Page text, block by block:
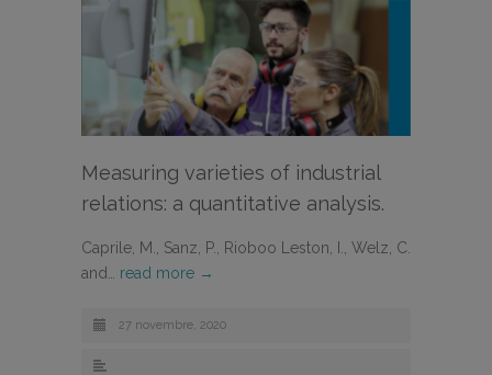
Measuring varieties of industrial
relations: a quantitative analysis.
Caprile, M., Sanz, P., Rioboo Leston, I., Welz, C.
and… read more →
27 novembre, 2020